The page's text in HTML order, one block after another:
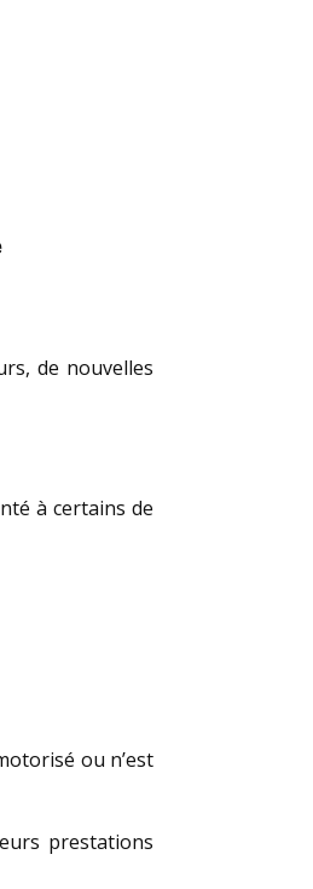
de nouvelles
à certains de
ou n’est
prestations